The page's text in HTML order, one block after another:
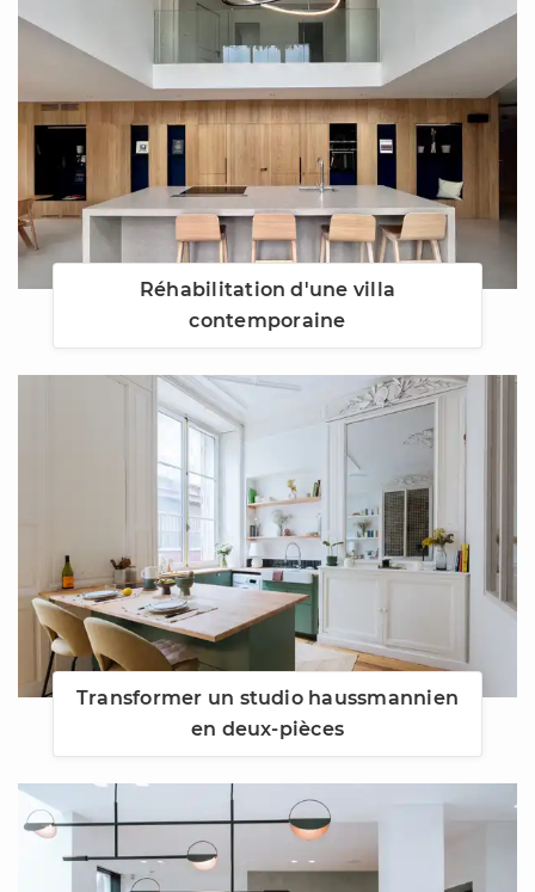
Réhabilitation d'une villa
contemporaine
Transformer un studio haussmannien
en deux-pièces